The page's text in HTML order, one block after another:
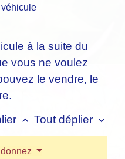
véhicule
à la suite du
vous ne voulez
le vendre, le
keyboard_arrow_up Tout déplier keyboard_arrow_down